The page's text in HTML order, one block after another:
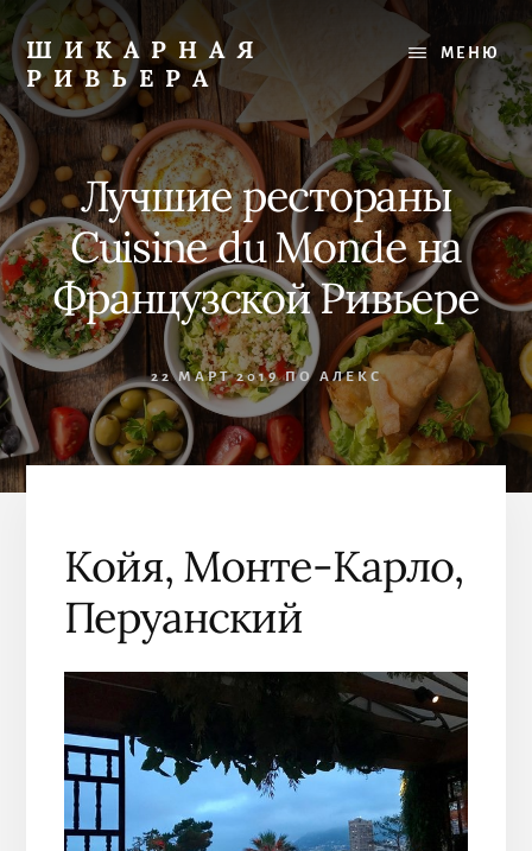
Skip
to
content
ШИКАРНАЯ
РИВЬЕРА
Лучшее
Французской
Ривьере:
рестораны,
пляжи,
прогулки
МЕНЮ
Лучшие рестораны
Cuisine du Monde на
Французской Ривьере
22 МАРТ 2019ПО АЛЕКС
Койя, Монте-Карло,
Перуанский